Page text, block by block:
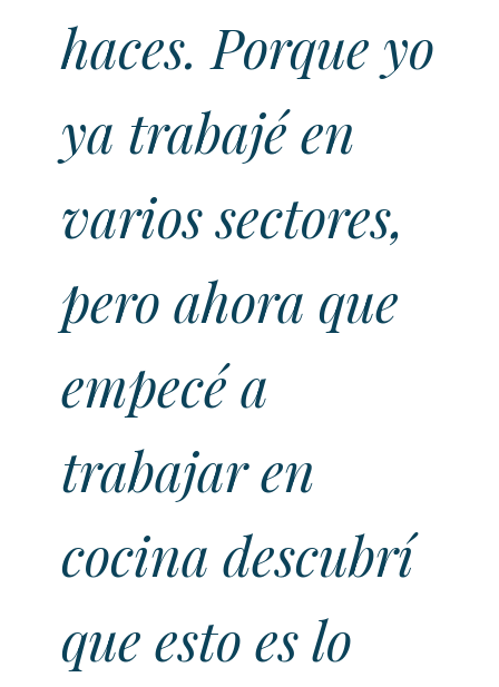
haces. Porque yo
ya trabajé en
varios sectores,
pero ahora que
empecé a
trabajar en
cocina descubrí
que esto es lo